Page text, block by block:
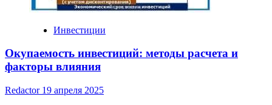
Инвестиции
Окупаемость инвестиций: методы расчета и
факторы влияния
Redactor 19 апреля 2025